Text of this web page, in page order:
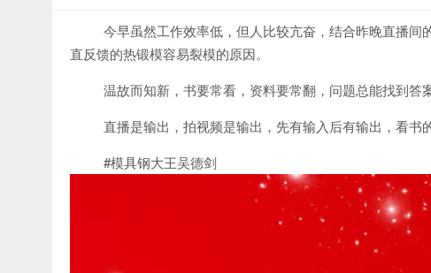
今早虽然工作效率低，但人比较亢奋，结合昨晚直播
直反馈的热锻模容易裂模的原因。
温故而知新，书要常看，资料要常翻，问题总能找到答案
直播是输出，拍视频是输出，先有输入后有输出，看书
#模具钢大王吴德剑